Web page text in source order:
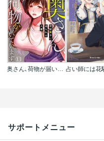
奥さん､荷物が届いています｡～宅配男子に迫られる人妻～
サポートメニュー